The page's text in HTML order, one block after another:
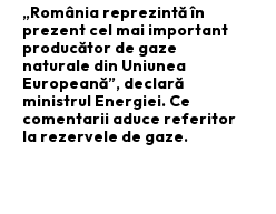
„România reprezintă în
prezent cel mai important
producător de gaze
naturale din Uniunea
Europeană”, declară
ministrul Energiei. Ce
comentarii aduce referitor
la rezervele de gaze.